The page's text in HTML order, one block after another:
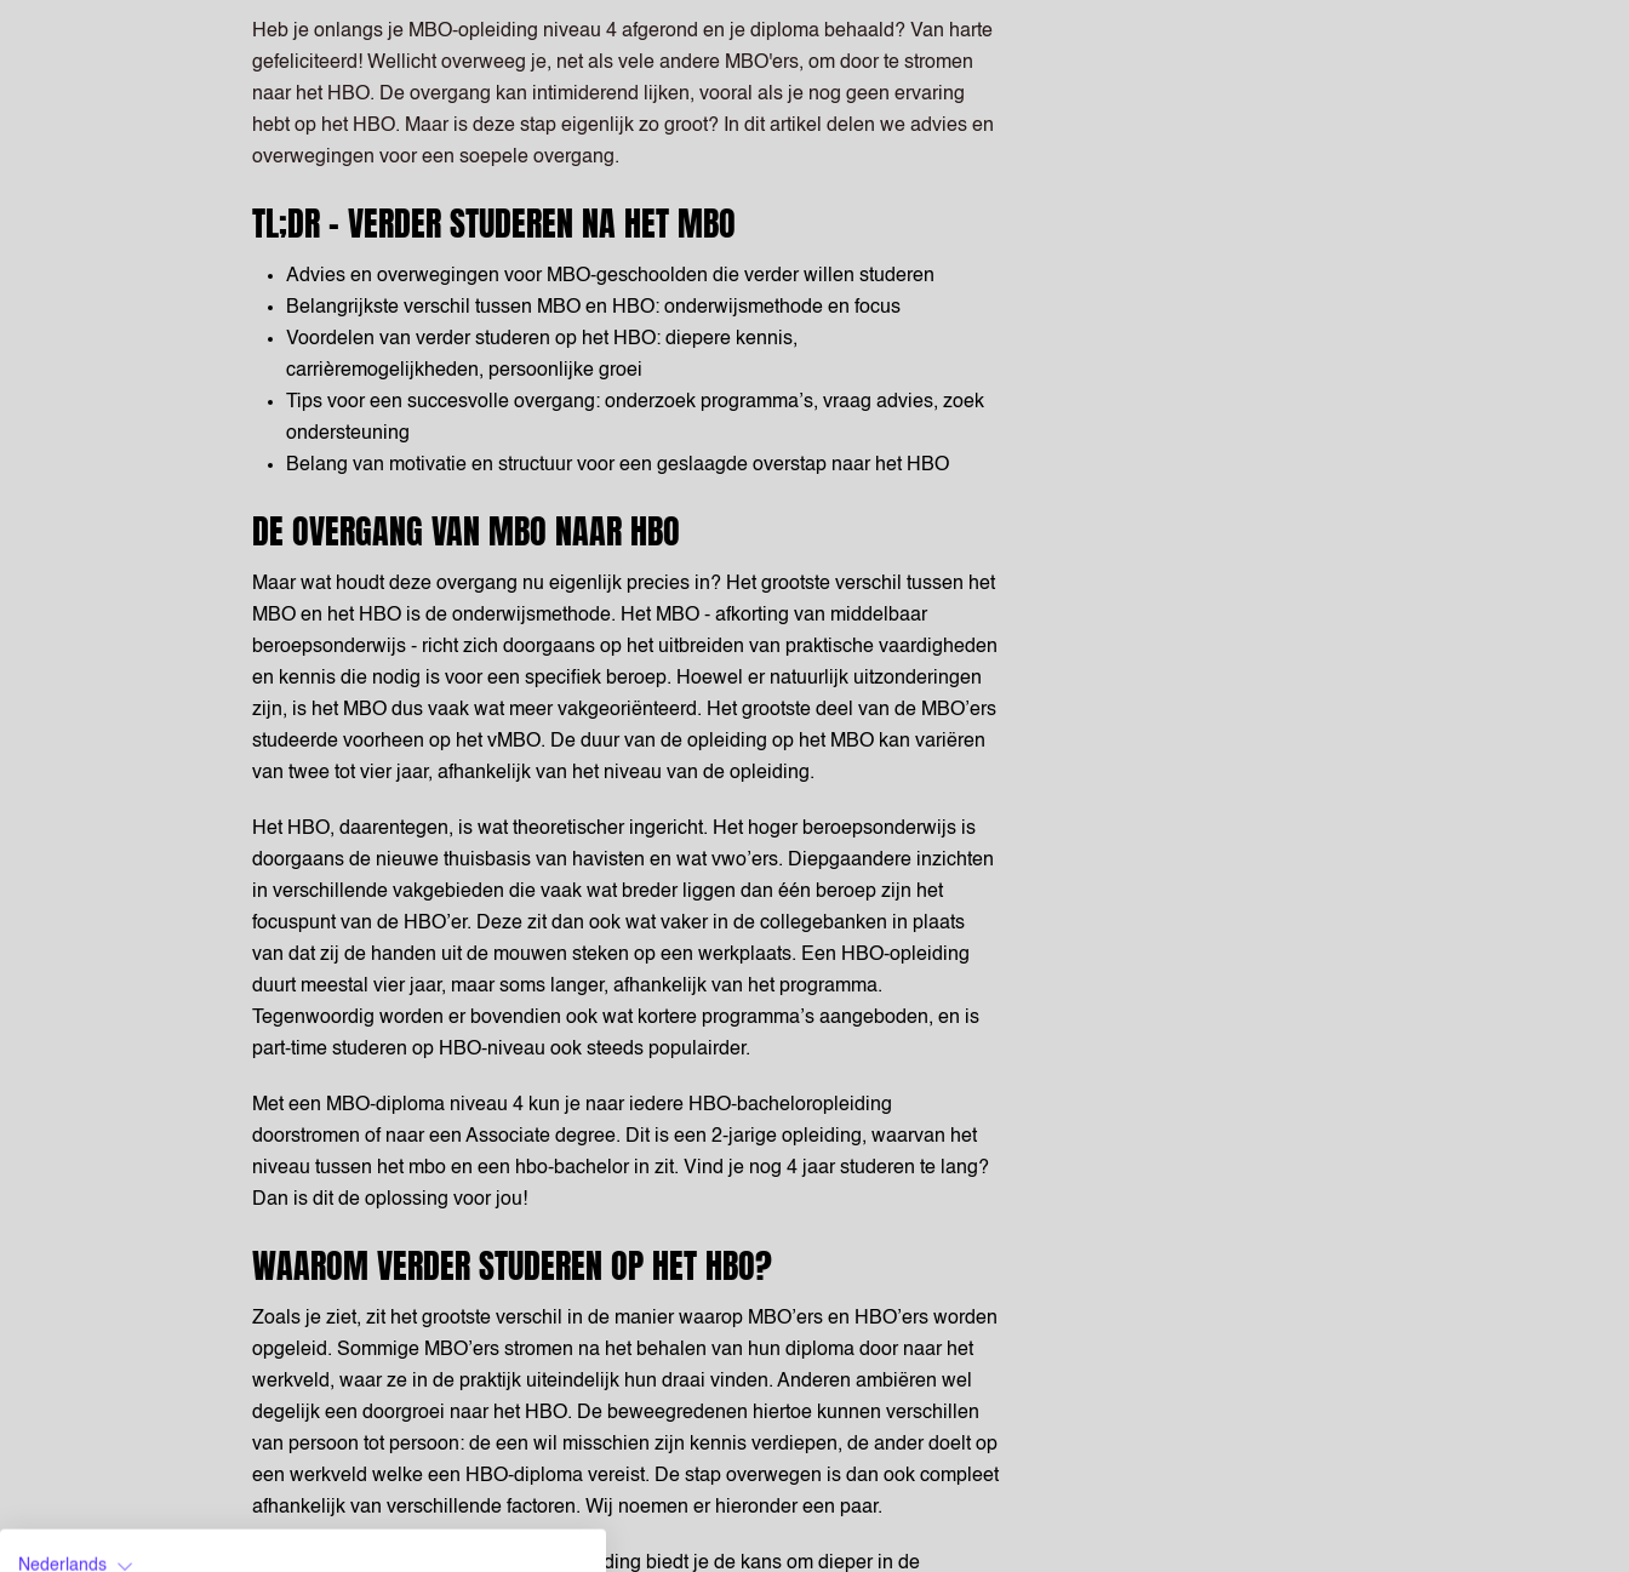
Heb je onlangs je MBO-opleiding niveau 4 afgerond en je diploma behaald? Van harte
gefeliciteerd! Wellicht overweeg je, net als vele andere MBO'ers, om door te stromen
naar het HBO. De overgang kan intimiderend lijken, vooral als je nog geen ervaring
hebt op het HBO. Maar is deze stap eigenlijk zo groot? In dit artikel delen we advies en
overwegingen voor een soepele overgang.
TL;DR - VERDER STUDEREN NA HET MBO
Advies en overwegingen voor MBO-geschoolden die verder willen studeren
Belangrijkste verschil tussen MBO en HBO: onderwijsmethode en focus
Voordelen van verder studeren op het HBO: diepere kennis,
carrièremogelijkheden, persoonlijke groei
Tips voor een succesvolle overgang: onderzoek programma’s, vraag advies, zoek
ondersteuning
Belang van motivatie en structuur voor een geslaagde overstap naar het HBO
DE OVERGANG VAN MBO NAAR HBO
Maar wat houdt deze overgang nu eigenlijk precies in? Het grootste verschil tussen het
MBO en het HBO is de onderwijsmethode. Het MBO - afkorting van middelbaar
beroepsonderwijs - richt zich doorgaans op het uitbreiden van praktische vaardigheden
en kennis die nodig is voor een specifiek beroep. Hoewel er natuurlijk uitzonderingen
zijn, is het MBO dus vaak wat meer vakgeoriënteerd. Het grootste deel van de MBO’ers
studeerde voorheen op het vMBO. De duur van de opleiding op het MBO kan variëren
van twee tot vier jaar, afhankelijk van het niveau van de opleiding.
Het HBO, daarentegen, is wat theoretischer ingericht. Het hoger beroepsonderwijs is
doorgaans de nieuwe thuisbasis van havisten en wat vwo’ers. Diepgaandere inzichten
in verschillende vakgebieden die vaak wat breder liggen dan één beroep zijn het
focuspunt van de HBO’er. Deze zit dan ook wat vaker in de collegebanken in plaats
van dat zij de handen uit de mouwen steken op een werkplaats. Een HBO-opleiding
duurt meestal vier jaar, maar soms langer, afhankelijk van het programma.
Tegenwoordig worden er bovendien ook wat kortere programma’s aangeboden, en is
part-time studeren op HBO-niveau ook steeds populairder.
Met een MBO-diploma niveau 4 kun je naar iedere HBO-bacheloropleiding
doorstromen of naar een Associate degree. Dit is een 2-jarige opleiding, waarvan het
niveau tussen het mbo en een hbo-bachelor in zit. Vind je nog 4 jaar studeren te lang?
Dan is dit de oplossing voor jou!
WAAROM VERDER STUDEREN OP HET HBO?
Zoals je ziet, zit het grootste verschil in de manier waarop MBO’ers en HBO’ers worden
opgeleid. Sommige MBO’ers stromen na het behalen van hun diploma door naar het
werkveld, waar ze in de praktijk uiteindelijk hun draai vinden. Anderen ambiëren wel
degelijk een doorgroei naar het HBO. De beweegredenen hiertoe kunnen verschillen
van persoon tot persoon: de een wil misschien zijn kennis verdiepen, de ander doelt op
een werkveld welke een HBO-diploma vereist. De stap overwegen is dan ook compleet
afhankelijk van verschillende factoren. Wij noemen er hieronder een paar.
: Een HBO-opleiding biedt je de kans om dieper in de
Nederlands